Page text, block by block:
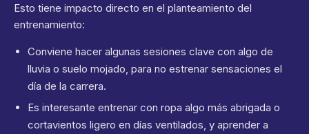
Esto tiene impacto directo en el planteamiento del
entrenamiento:
Conviene hacer algunas sesiones clave con algo de
lluvia o suelo mojado, para no estrenar sensaciones el
día de la carrera.
Es interesante entrenar con ropa algo más abrigada o
cortavientos ligero en días ventilados, y aprender a